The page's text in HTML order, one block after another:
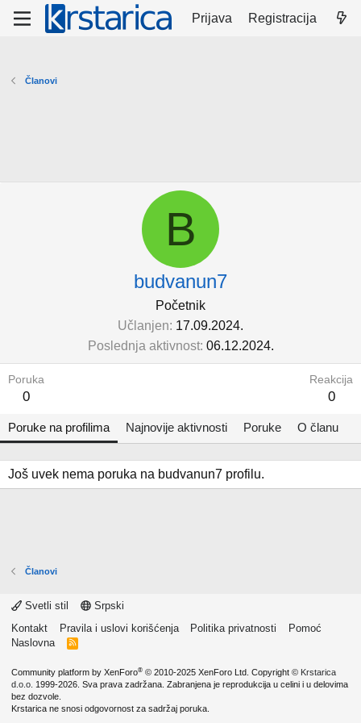
Prijava Registracija
Članovi
B
budvanun7
Početnik
Učlanjen 17.09.2024.
Poslednja aktivnost 06.12.2024.
Poruka
0
Reakcija
0
Poruke na profilima Najnovije aktivnosti Poruke O članu
Još uvek nema poruka na budvanun7 profilu.
Članovi
Svetli stil
Srpski
Kontakt
Pravila i uslovi korišćenja Politika privatnosti
Pomoć
Naslovna
R
Community platform by XenForo® © 2010-2025 XenForo Ltd. Copyright © Krstarica
d.o.o. 1999-2026. Sva prava zadržana. Zabranjena je reprodukcija u celini i u delovima
bez dozvole.
Krstarica ne snosi odgovornost za sadržaj poruka.